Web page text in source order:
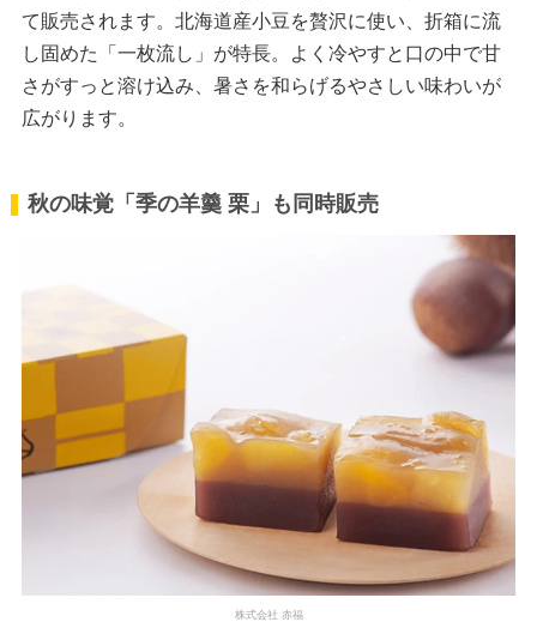
て販売されます。北海道産小豆を贅沢に使い、折箱に流
し固めた「一枚流し」が特長。よく冷やすと口の中で甘
さがすっと溶け込み、暑さを和らげるやさしい味わいが
広がります。
秋の味覚「季の羊羹 栗」も同時販売
株式会社 赤福